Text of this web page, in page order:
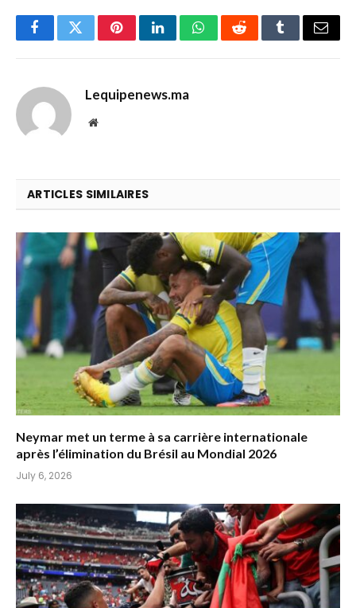
FacebookTwitterPinterestLinkedInWhatsAppRedditTumblrEmail
Lequipenews.ma
Website
ARTICLES SIMILAIRES
Neymar met un terme à sa carrière internationale
après l’élimination du Brésil au Mondial 2026
July 6, 2026